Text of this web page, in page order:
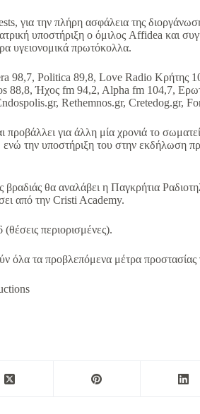
για την πλήρη ασφάλεια της
υποστήριξη ο όμιλος Affidea και
υγειονομικά πρωτόκολλα.
98,7, Politica 89,8, Love Radio
88,8, Ήχος fm 94,2, Alpha fm 104,7,
Rethemnos.gr, Cretedog.gr,
προβάλλει για άλλη μία χρονιά το
ενώ την υποστήριξη του στην εκδήλωση
βραδιάς θα αναλάβει η Παγκρήτια
από την Cristi Academy.
περιορισμένες).
όλα τα προβλεπόμενα μέτρα προστασίας